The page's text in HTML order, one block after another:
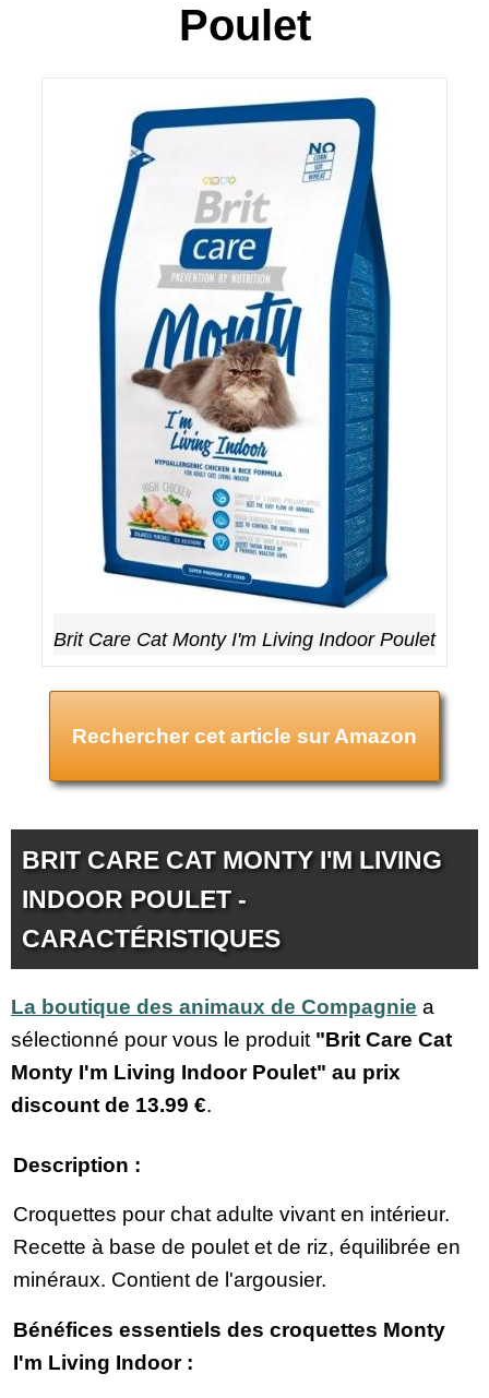
Poulet
Brit Care Cat Monty I'm Living Indoor Poulet
Rechercher cet article sur Amazon
BRIT CARE CAT MONTY I'M LIVING
INDOOR POULET -
CARACTÉRISTIQUES
La boutique des animaux de Compagnie a
sélectionné pour vous le produit "Brit Care Cat
Monty I'm Living Indoor Poulet" au prix
discount de 13.99 €.
Description :
Croquettes pour chat adulte vivant en intérieur.
Recette à base de poulet et de riz, équilibrée en
minéraux. Contient de l'argousier.
Bénéfices essentiels des croquettes Monty
I'm Living Indoor :